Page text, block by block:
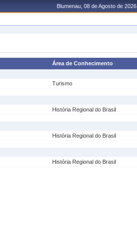
Blumenau, 08 de Agosto de 2026
Área de Conhecimento
Turismo
História Regional do Brasil
História Regional do Brasil
História Regional do Brasil